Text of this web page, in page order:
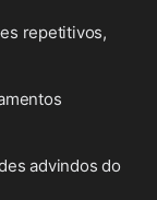
repetitivos,
advindos do